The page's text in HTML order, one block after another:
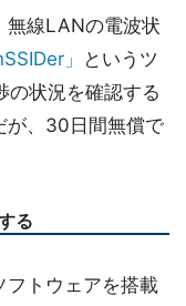
無線LANの電波状
」
というツ
の状況を確認する
が、30日間無償で
る
フトウェアを搭載